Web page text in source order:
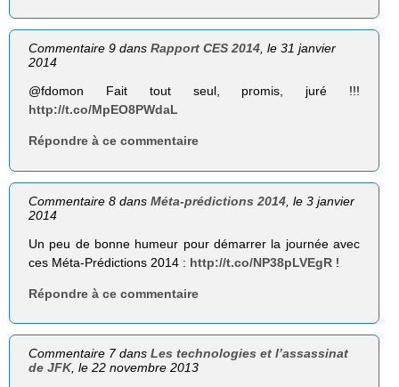
Commentaire 9 dansRapport CES 2014, le 31 janvier
2014
@fdomon Fait tout seul, promis, juré !!!
http://t.co/MpEO8PWdaL
Répondre à ce commentaire
Commentaire 8 dansMéta-prédictions 2014 , le 3 janvier
2014
Un peu de bonne humeur pour démarrer la journée avec
ces Méta-Prédictions 2014 : http://t.co/NP38pLVEgR !
Répondre à ce commentaire
Commentaire 7 dansLes technologies et l’assassinat
de JFK, le 22 novembre 2013